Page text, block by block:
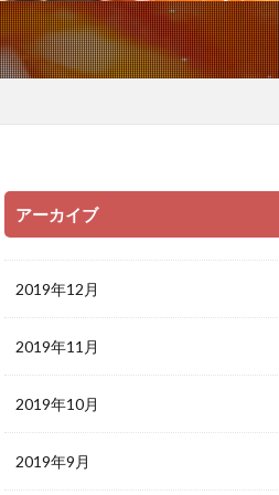
アーカイブ
2019年12月
2019年11月
2019年10月
2019年9月